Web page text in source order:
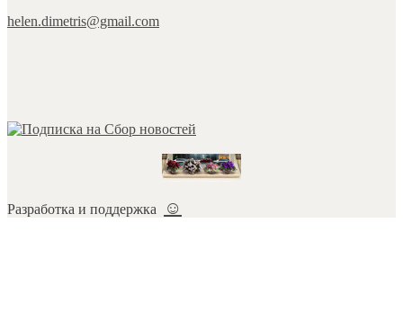
helen.dimetris@gmail.com
Разработка и поддержка ☺